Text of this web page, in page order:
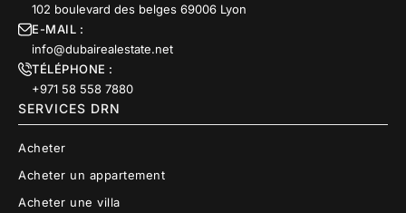
102 boulevard des belges 69006 Lyon
E-MAIL :
info@dubairealestate.net
TÉLÉPHONE :
+971 58 558 7880
SERVICES DRN
Acheter
Acheter un appartement
Acheter une villa